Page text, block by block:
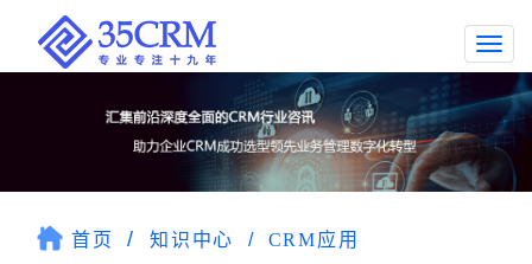
首页 知识中心 CRM应用